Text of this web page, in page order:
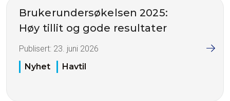
Brukerundersøkelsen 2025:
Høy tillit og gode resultater
Publisert: 23. juni 2026
Nyhet
Havtil